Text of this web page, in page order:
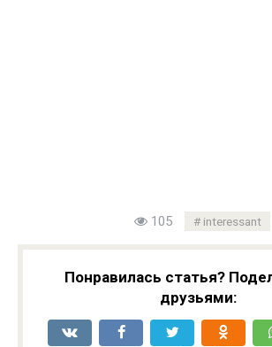
105 interessant
Понравилась статья?
друзьями: